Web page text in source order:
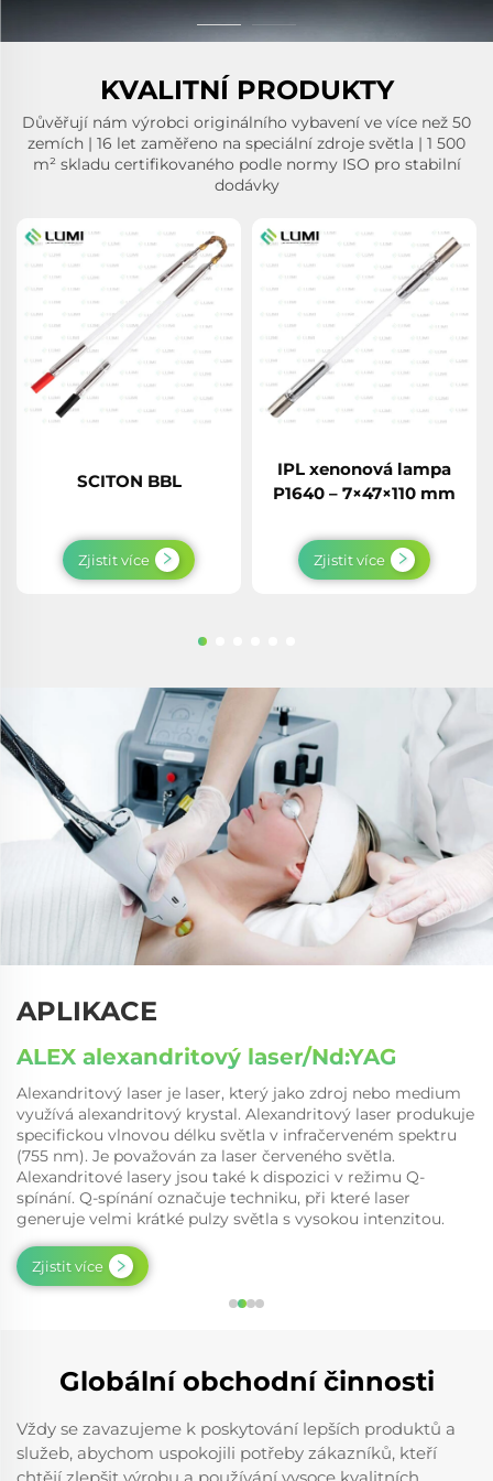
KVALITNÍ PRODUKTY
Důvěřují nám výrobci originálního vybavení ve více než 50
zemích | 16 let zaměřeno na speciální zdroje světla | 1 500
m² skladu certifikovaného podle normy ISO pro stabilní
dodávky
SCITON BBL
Zjistit více
IPL xenonová lampa
P1640 – 7×47×110 mm
Zjistit více
APLIKACE
ALEX alexandritový laser/Nd:YAG
Alexandritový laser je laser, který jako zdroj nebo medium
využívá alexandritový krystal. Alexandritový laser produkuje
specifickou vlnovou délku světla v infračerveném spektru
(755 nm). Je považován za laser červeného světla.
Alexandritové lasery jsou také k dispozici v režimu Q-
spínání. Q-spínání označuje techniku, při které laser
generuje velmi krátké pulzy světla s vysokou intenzitou.
Zjistit více
Globální obchodní činnosti
Vždy se zavazujeme k poskytování lepších produktů a
služeb, abychom uspokojili potřeby zákazníků, kteří